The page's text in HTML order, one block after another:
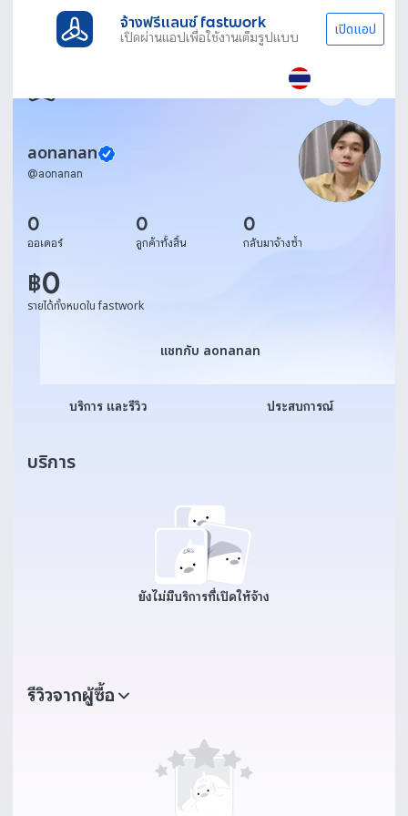
จ้างฟรีแลนซ์ fastwork
เปิดผ่านแอปเพื่อใช้งานเต็มรูปแบบ เปิดแอป
aonanan
@aonanan
0
ออเดอร์
0
ลูกค้าทั้งสิ้น
0
กลับมาจ้างซ้ำ
฿0
รายได้ทั้งหมดใน fastwork
แชทกับ aonanan
แชทกับ aonanan
บริการ และรีวิว ประสบการณ์
บริการ
ยังไม่มีบริการที่เปิดให้จ้าง
รีวิวจากผู้ซื้อ